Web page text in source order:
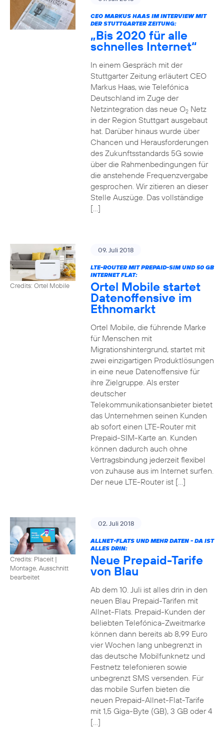
CEO MARKUS HAAS IM INTERVIEW MIT
DER STUTTGARTER ZEITUNG:
„Bis 2020 für alle
schnelles Internet“
In einem Gespräch mit der
Stuttgarter Zeitung erläutert CEO
Markus Haas, wie Telefónica
Deutschland im Zuge der
Netzintegration das neue O2Netz
in der Region Stuttgart ausgebaut
hat. Darüber hinaus wurde über
Chancen und Herausforderungen
des Zukunftsstandards 5G sowie
über die Rahmenbedingungen für
die anstehende Frequenzvergabe
gesprochen. Wir zitieren an dieser
Stelle Auszüge. Das vollständige
[…]
Credits: Ortel Mobile
09. Juli 2018
LTE-ROUTER MIT PREPAID-SIM UND 50 GB
INTERNET FLAT:
Ortel Mobile startet
Datenoffensive im
Ethnomarkt
Ortel Mobile, die führende Marke
für Menschen mit
Migrationshintergrund, startet mit
zwei einzigartigen Produktlösungen
in eine neue Datenoffensive für
ihre Zielgruppe. Als erster
deutscher
Telekommunikationsanbieter bietet
das Unternehmen seinen Kunden
ab sofort einen LTE-Router mit
Prepaid-SIM-Karte an. Kunden
können dadurch auch ohne
Vertragsbindung jederzeit flexibel
von zuhause aus im Internet surfen.
Der neue LTE-Router ist […]
Credits: Placeit |
Montage, Ausschnitt
bearbeitet
02. Juli 2018
ALLNET-FLATS UND MEHR DATEN - DA IST
ALLES DRIN:
Neue Prepaid-Tarife
von Blau
Ab dem 10. Juli ist alles drin in den
neuen Blau Prepaid-Tarifen mit
Allnet-Flats. Prepaid-Kunden der
beliebten Telefónica-Zweitmarke
können dann bereits ab 8,99 Euro
vier Wochen lang unbegrenzt in
das deutsche Mobilfunknetz und
Festnetz telefonieren sowie
unbegrenzt SMS versenden. Für
das mobile Surfen bieten die
neuen Prepaid-Allnet-Flat-Tarife
mit 1,5 Giga-Byte (GB), 3 GB oder 4
[…]